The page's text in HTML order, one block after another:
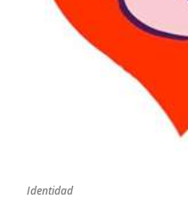
Identidad